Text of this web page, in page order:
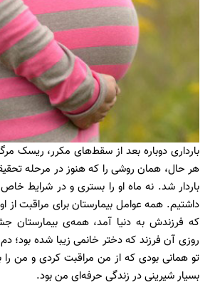
بارداری دوباره بعد از سقط‌های مکرر، ریسک
هر حال، همان روشی را که هنوز در مرحله
باردار شد. نه ماه او را بستری و در شرایط
داشتیم. همه عوامل بیمارستان برای مراقبت از
که فرزندش به دنیا آمد، همه‌ی بیمارستان
روزی آن فرزند که دختر خانمی زیبا شده
تو همانی بودی که از من مراقبت کردی و من را
بسیار شیرینی در زندگی حرفه‌ای من بود.